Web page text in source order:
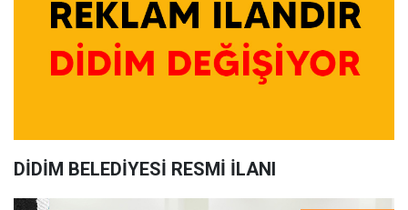
DİDİM BELEDİYESİ RESMİ İLANI